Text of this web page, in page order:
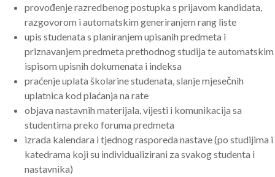
provođenje razredbenog postupka s prijavom kandidata,
razgovorom i automatskim generiranjem rang liste
upis studenata s planiranjem upisanih predmeta i
priznavanjem predmeta prethodnog studija te automatskim
ispisom upisnih dokumenata i indeksa
praćenje uplata školarine studenata, slanje mjesečnih
uplatnica kod plaćanja na rate
objava nastavnih materijala, vijesti i komunikacija sa
studentima preko foruma predmeta
izrada kalendara i tjednog rasporeda nastave (po studijima i
katedrama koji su individualizirani za svakog studenta i
nastavnika)